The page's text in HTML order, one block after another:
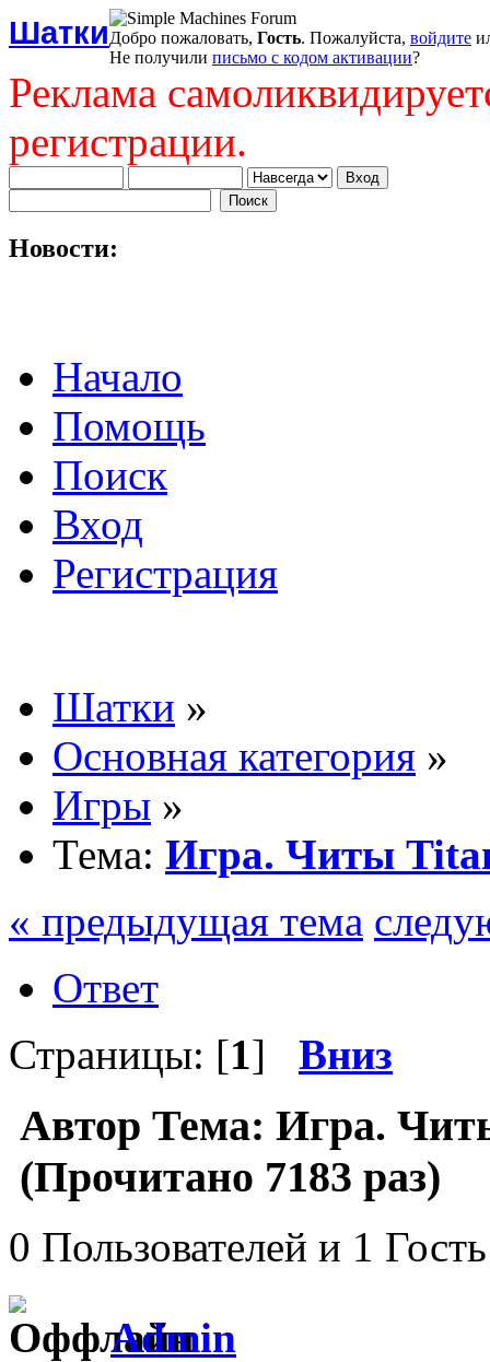
ШаткиДобро пожаловать, Гость. Пожалуйста, войдите
Не получили письмо с кодом активации?
Реклама
регистрации.
Новости:
Начало
Помощь
Поиск
Вход
Регистрация
Шатки »
Основная категория »
Игры »
Тема: Игра. Читы
« предыдущая тема
Ответ
Страницы: [1] Вниз
Автор Тема: Игра.
(Прочитано 7183 раз)
0 Пользователей и 1
Admin